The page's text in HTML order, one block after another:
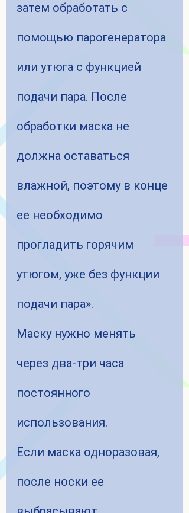
затем обработать с
помощью парогенератора
или утюга с функцией
подачи пара. После
обработки маска не
должна оставаться
влажной, поэтому в конце
ее необходимо
прогладить горячим
утюгом, уже без функции
подачи пара».
Маску нужно менять
через два-три часа
постоянного
использования.
Если маска одноразовая,
после носки ее